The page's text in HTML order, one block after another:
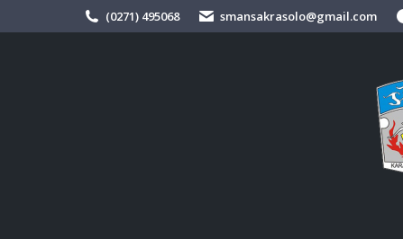
(0271) 495068 smansakrasolo@gmail.com